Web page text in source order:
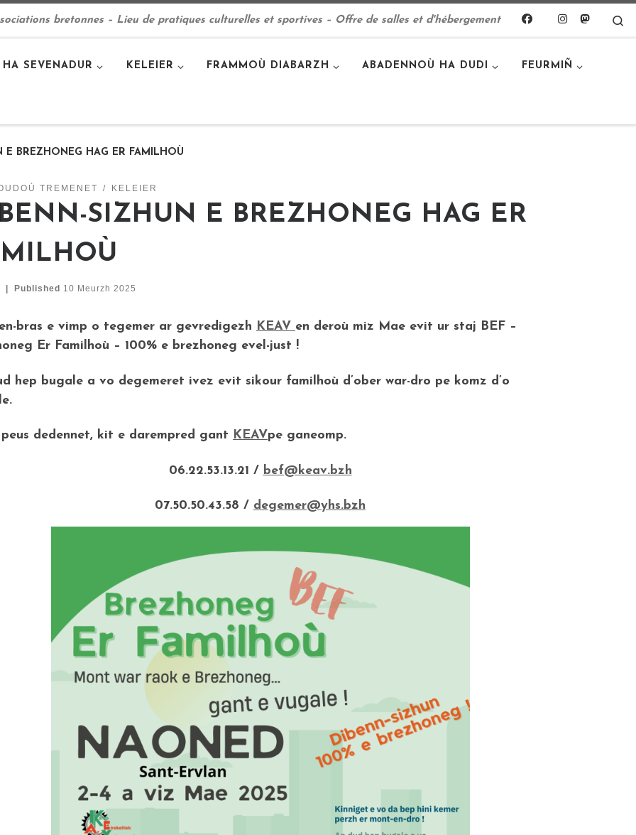
bretonnes – Lieu de pratiques culturelles et sportives – Offre de salles et d'hébergement
SEVENADUR KELEIER FRAMMOÙ DIABARZH ABADENNOÙ HA DUDI FEURMIÑ
E BREZHONEG HAG ER FAMILHOÙ
TREMENET KELEIER
SIZHUN E BREZHONEG HAG ER
Published 10 Meurzh 2025
bras e vimp o tegemer ar gevredigezh KEAV en deroù miz Mae evit ur staj BEF –
Er Familhoù – 100% e brezhoneg evel-just !
hep bugale a vo degemeret ivez evit sikour familhoù d’ober war-dro pe komz d’o
peus dedennet, kit e darempred gant KEAVpe ganeomp.
06.22.53.13.21 / bef@keav.bzh
07.50.50.43.58 / degemer@yhs.bzh